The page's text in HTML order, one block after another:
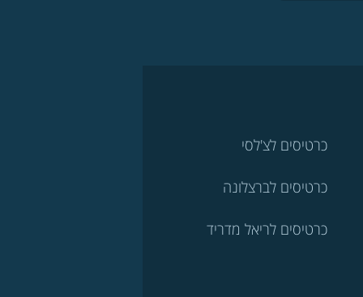
כרטיסים לצ'לסי
כרטיסים לברצלונה
כרטיסים לריאל מדריד